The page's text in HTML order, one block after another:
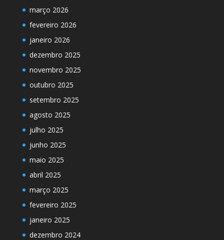
março 2026
fevereiro 2026
janeiro 2026
dezembro 2025
novembro 2025
outubro 2025
setembro 2025
agosto 2025
julho 2025
junho 2025
maio 2025
abril 2025
março 2025
fevereiro 2025
janeiro 2025
dezembro 2024